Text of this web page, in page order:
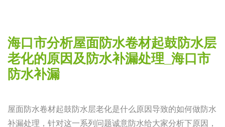
海口市分析屋面防水卷材起鼓防水层
老化的原因及防水补漏处理_海口市
防水补漏
屋面防水卷材起鼓防水层老化是什么原因导致的如何做防水
补漏处理，针对这一系列问题诚意防水给大家分析下原因，